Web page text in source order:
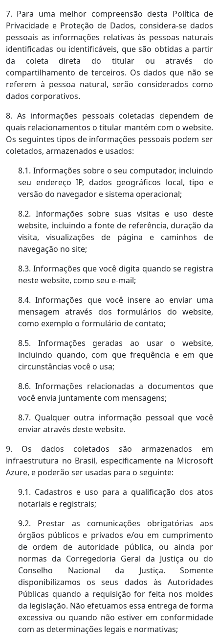
7. Para uma melhor compreensão desta Política de
Privacidade e Proteção de Dados, considera-se dados
pessoais as informações relativas às pessoas naturais
identificadas ou identificáveis, que são obtidas a partir
da coleta direta do titular ou através do
compartilhamento de terceiros. Os dados que não se
referem à pessoa natural, serão considerados como
dados corporativos.
8. As informações pessoais coletadas dependem de
quais relacionamentos o titular mantém com o website.
Os seguintes tipos de informações pessoais podem ser
coletados, armazenados e usados:
8.1. Informações sobre o seu computador, incluindo
seu endereço IP, dados geográficos local, tipo e
versão do navegador e sistema operacional;
8.2. Informações sobre suas visitas e uso deste
website, incluindo a fonte de referência, duração da
visita, visualizações de página e caminhos de
navegação no site;
8.3. Informações que você digita quando se registra
neste website, como seu e-mail;
8.4. Informações que você insere ao enviar uma
mensagem através dos formulários do website,
como exemplo o formulário de contato;
8.5. Informações geradas ao usar o website,
incluindo quando, com que frequência e em que
circunstâncias você o usa;
8.6. Informações relacionadas a documentos que
você envia juntamente com mensagens;
8.7. Qualquer outra informação pessoal que você
enviar através deste website.
9. Os dados coletados são armazenados em
infraestrutura no Brasil, especificamente na Microsoft
Azure, e poderão ser usadas para o seguinte:
9.1. Cadastros e uso para a qualificação dos atos
notariais e registrais;
9.2. Prestar as comunicações obrigatórias aos
órgãos públicos e privados e/ou em cumprimento
de ordem de autoridade pública, ou ainda por
normas da Corregedoria Geral da Justiça ou do
Conselho Nacional da Justiça. Somente
disponibilizamos os seus dados às Autoridades
Públicas quando a requisição for feita nos moldes
da legislação. Não efetuamos essa entrega de forma
excessiva ou quando não estiver em conformidade
com as determinações legais e normativas;